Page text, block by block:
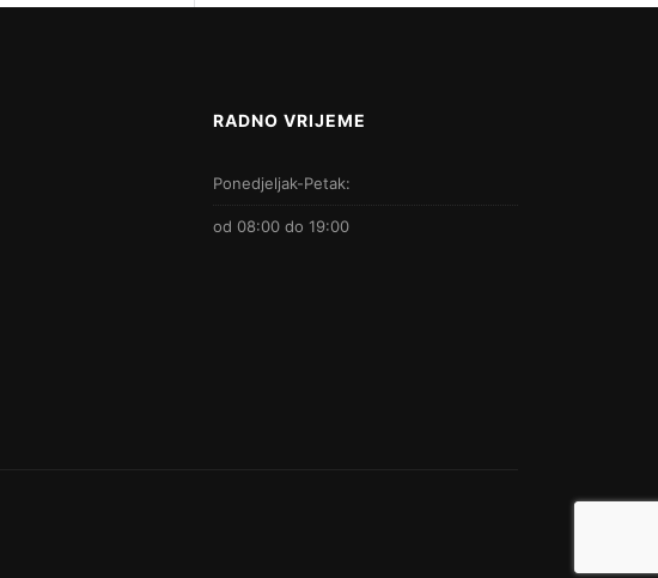
RADNO VRIJEME
Ponedjeljak-Petak:
od 08:00 do 19:00